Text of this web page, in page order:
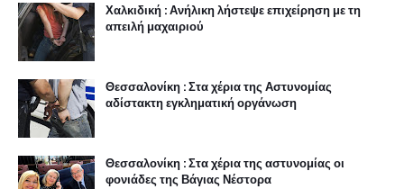
Χαλκιδική : Ανήλικη λήστεψε επιχείρηση με τη
απειλή μαχαιριού
Θεσσαλονίκη : Στα χέρια της Αστυνομίας
αδίστακτη εγκληματική οργάνωση
Θεσσαλονίκη : Στα χέρια της αστυνομίας οι
φονιάδες της Βάγιας Νέστορα